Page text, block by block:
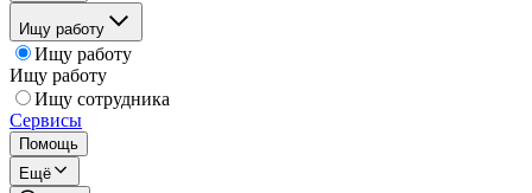
Ищу работу
Ищу работу
Ищу работу
Ищу сотрудника
Сервисы
Помощь
Ещё